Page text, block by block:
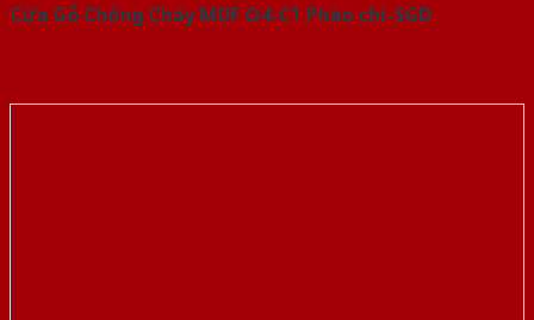
Cửa Gỗ Chống Cháy MDF O4-C1 Phào chi-SGD